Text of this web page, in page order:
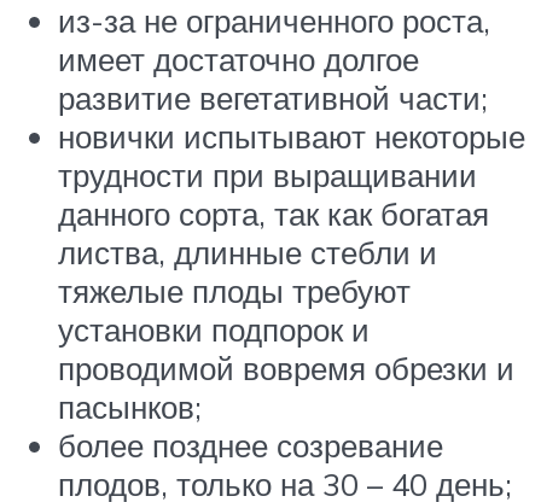
из-за не ограниченного роста,
имеет достаточно долгое
развитие вегетативной части;
новички испытывают некоторые
трудности при выращивании
данного сорта, так как богатая
листва, длинные стебли и
тяжелые плоды требуют
установки подпорок и
проводимой вовремя обрезки и
пасынков;
более позднее созревание
плодов, только на 30 – 40 день;